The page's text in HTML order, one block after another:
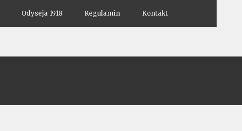
Odyseja 1918 Regulamin Kontakt